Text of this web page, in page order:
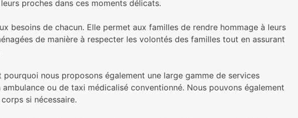
proches dans ces moments délicats.
besoins de chacun. Elle permet aux familles de rendre hommage à leurs
de manière à respecter les volontés des familles tout en assurant
nous proposons également une large gamme de services
ou de taxi médicalisé conventionné. Nous pouvons également
si nécessaire.